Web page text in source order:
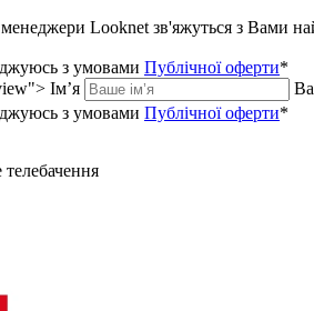
Looknet зв'яжуться з Вами
з умовами Публічної оферти*
Ім’я
з умовами Публічної оферти*